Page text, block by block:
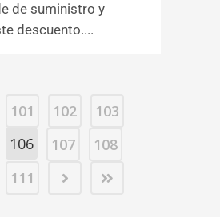
de suministro y
descuento....
101 102
103
106 107
108
111